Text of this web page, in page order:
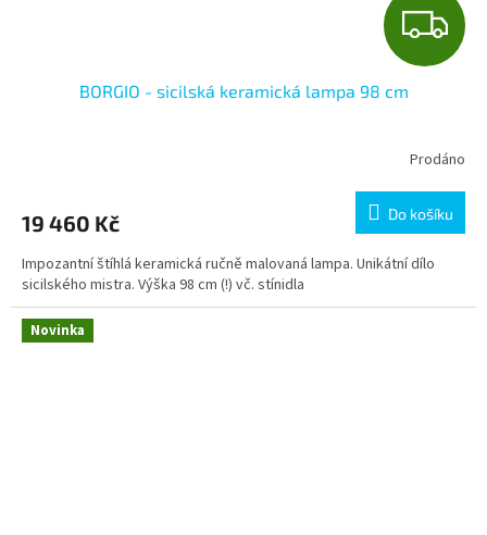
Z
D
R
M
BORGIO - sicilská keramická lampa 98 cm
Prodáno
19 460 Kč Do košíku
Impozantní štíhlá keramická ručně malovaná lampa. Unikátní dílo
sicilského mistra. Výška 98 cm (!) vč. stínidla
Novinka